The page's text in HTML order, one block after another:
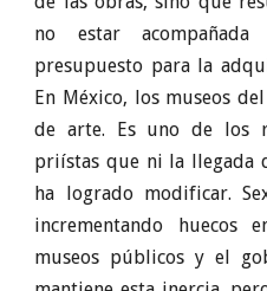
no estar
presupuesto para la
En México, los museos
de arte. Es uno de los
priístas que ni la llegada
ha logrado modificar.
incrementando huecos
museos públicos y el